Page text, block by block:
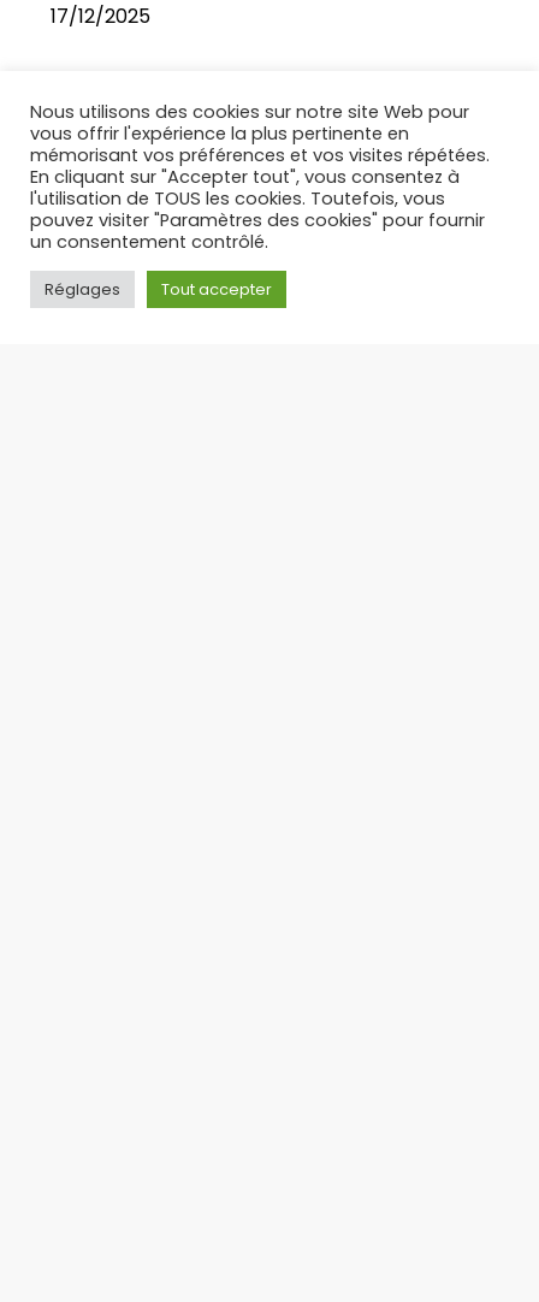
17/12/2025
Nous utilisons des cookies sur notre site Web pour
vous offrir l'expérience la plus pertinente en
mémorisant vos préférences et vos visites répétées.
En cliquant sur "Accepter tout", vous consentez à
l'utilisation de TOUS les cookies. Toutefois, vous
pouvez visiter "Paramètres des cookies" pour fournir
un consentement contrôlé.
Réglages Tout accepter